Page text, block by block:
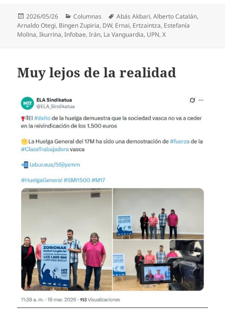
Publicado
el
2026/05/26 Categorías
Columnas Etiquetas
Abás Akbari,Alberto Catalán,
Arnaldo Otegi, Bingen Zupiria, DW, Ernai, Ertzaintza, Estefanía
Molina,Ikurrina,Infobae,Irán, La Vanguardia, UPN,X
Muy lejos de la realidad